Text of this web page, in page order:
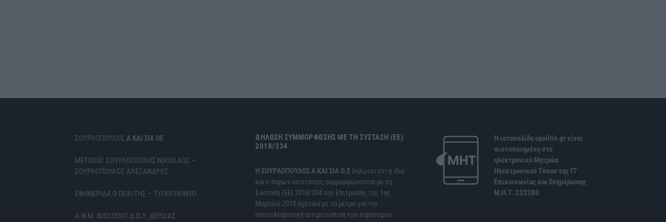
ΣΟΥΡΛΟΠΟΥΛΟΣ Α ΚΑΙ ΣΙΑ ΟΕ
ΜΕΤΟΧΟΙ: ΣΟΥΡΛΟΠΟΥΛΟΣ ΝΙΚΟΛΑΟΣ –
ΣΟΥΡΛΟΠΟΥΛΟΣ ΑΛΕΞΑΝΔΡΟΣ
ΕΦΗΜΕΡΙΔΑ Ο ΠΟΛΙΤΗΣ – ΤΥΠΟΓΡΑΦΕΙΟ
Α.Φ.Μ. 800378397 Δ.Ο.Υ. ΒΕΡΟΙΑΣ
ΔΉΛΩΣΗ ΣΥΜΜΌΡΦΩΣΗΣ ΜΕ ΤΗ ΣΎΣΤΑΣΗ (ΕΕ)
2018/334
H ΣΟΥΡΛΟΠΟΥΛΟΣ Α ΚΑΙ ΣΙΑ Ο.Ε δηλώνει ότι η ίδια
και ο παρών ιστότοπος συμμορφώνονται με τη
Σύσταση (ΕΕ) 2018/334 της Επιτροπής της 1ης
Μαρτίου 2018 σχετικά με τα μέτρα για την
αποτελεσματική αντιμετώπιση του παράνομου
Η ιστοσελίδα opolitis.gr είναι
πιστοποιημένη στο
ηλεκτρονικό Μητρώο
Ηλεκτρονικού Τύπου της ΓΓ
Επικοινωνίας και Ενημέρωσης
Μ.Η.Τ. 232380